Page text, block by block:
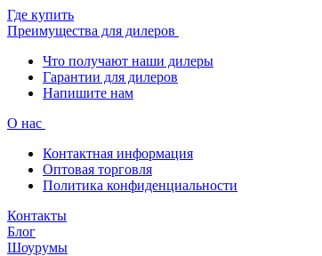
Где купить
Преимущества для дилеров
Что получают наши дилеры
Гарантии для дилеров
Напишите нам
О нас
Контактная информация
Оптовая торговля
Политика конфиденциальности
Контакты
Блог
Шоурумы